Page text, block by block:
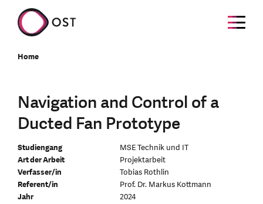
Home
Navigation and Control of a
Ducted Fan Prototype
Studiengang
MSE Technik und IT
Art der Arbeit
Projektarbeit
Verfasser/in
Tobias Rothlin
Referent/in
Prof. Dr. Markus Kottmann
Jahr
2024